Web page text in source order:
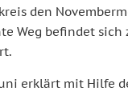
den
Weg befindet
erklärt mit Hilfe